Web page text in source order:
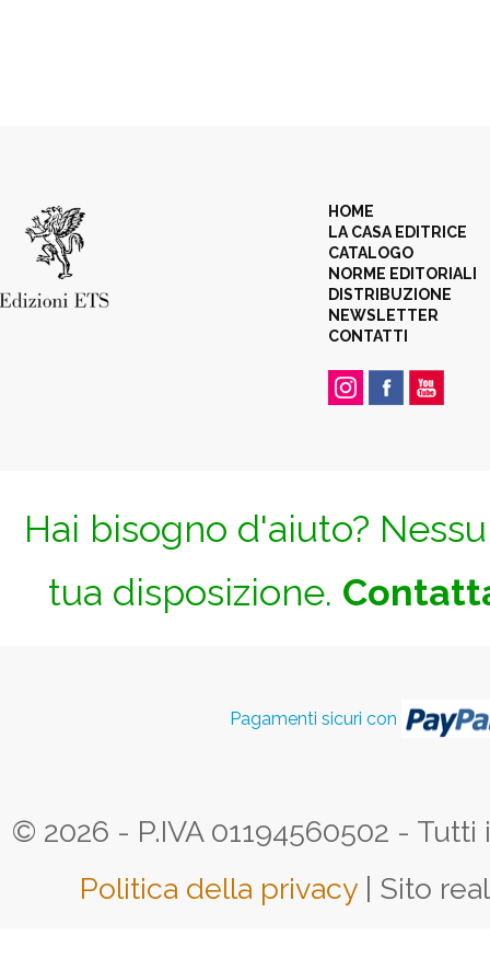
HOME
LA CASA EDITRICE
CATALOGO
NORME EDITORIALI
DISTRIBUZIONE
NEWSLETTER
CONTATTI
Hai bisogno d'aiuto?
tua disposizione.
Pagamenti sicuri con
© 2026 - P.IVA 01194560502 -
Politica della privacy | Sito